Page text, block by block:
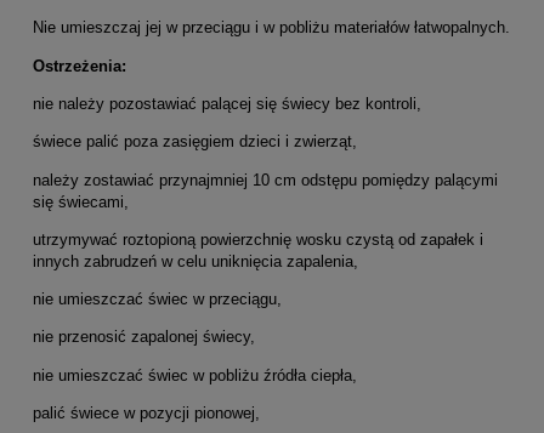
Nie umieszczaj jej w przeciągu i w pobliżu materiałów łatwopalnych.
Ostrzeżenia:
nie należy pozostawiać palącej się świecy bez kontroli,
świece palić poza zasięgiem dzieci i zwierząt,
należy zostawiać przynajmniej 10 cm odstępu pomiędzy palącymi
się świecami,
utrzymywać roztopioną powierzchnię wosku czystą od zapałek i
innych zabrudzeń w celu uniknięcia zapalenia,
nie umieszczać świec w przeciągu,
nie przenosić zapalonej świecy,
nie umieszczać świec w pobliżu źródła ciepła,
palić świece w pozycji pionowej,